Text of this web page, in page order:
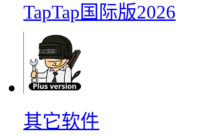
TapTap国际版2026
其它软件